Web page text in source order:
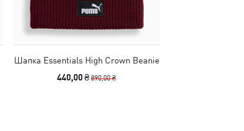
Шапка Essentials High Crown Beanie
440,00 ₴890,00 ₴